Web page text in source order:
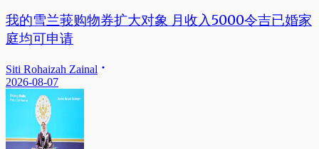
我的雪兰莪购物券扩大对象 月收入5000令吉已婚家
庭均可申请
Siti Rohaizah Zainal
2026-08-07